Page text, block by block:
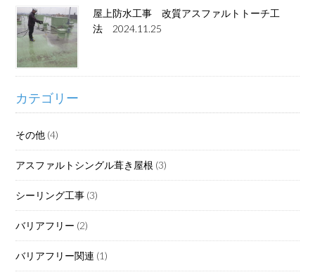
屋上防水工事 改質アスファルトトーチ工
法 2024.11.25
カテゴリー
その他 (4)
アスファルトシングル葺き屋根 (3)
シーリング工事 (3)
バリアフリー (2)
バリアフリー関連 (1)